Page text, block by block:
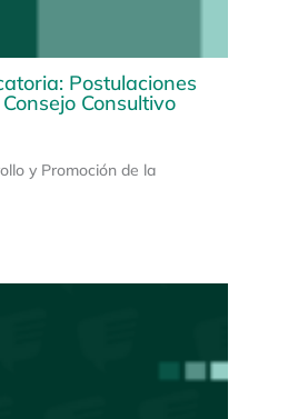
Postulaciones
Consultivo
y Promoción de la